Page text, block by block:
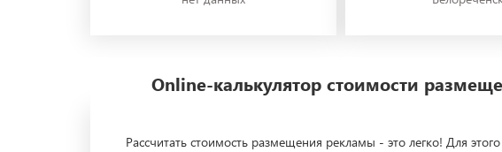
Online-калькулятор стоимости
Рассчитать стоимость размещения рекламы - это легко! Для